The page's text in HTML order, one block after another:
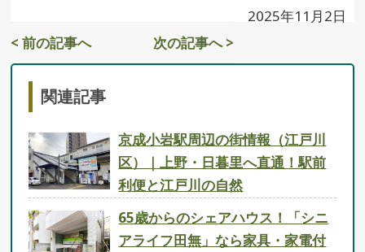
2025年11月2日
< 前の記事へ
次の記事へ >
関連記事
京成小岩駅周辺の街情報（江戸川
区）｜上野・日暮里へ直通！駅前
利便と江戸川の自然
65歳からのシェアハウス！「シニ
アライフ田無」なら家具・家電付